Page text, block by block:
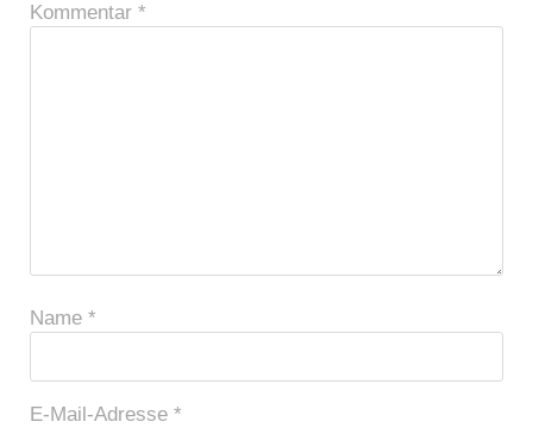
Kommentar *
Name *
E-Mail-Adresse *